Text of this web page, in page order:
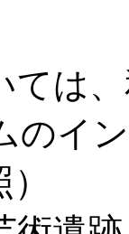
ては
のイ